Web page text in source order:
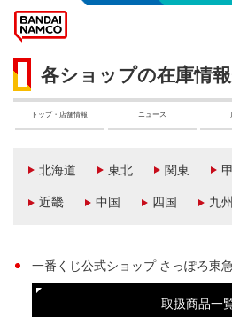
各ショップの在庫情
トップ・店舗情報 ニュース
北海道 東北 関東
近畿 中国 四国 九
一番くじ公式ショップ さっぽろ東
取扱商品一